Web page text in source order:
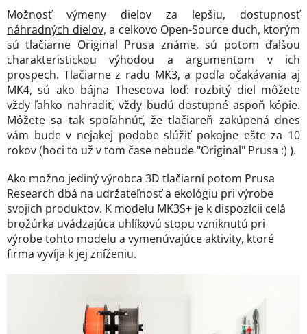
Možnosť výmeny dielov za lepšiu, dostupnosť
náhradných dielov, a celkovo Open-Source duch, ktorým
sú tlačiarne Original Prusa známe, sú potom ďalšou
charakteristickou výhodou a argumentom v ich
prospech. Tlačiarne z radu MK3, a podľa očakávania aj
MK4, sú ako bájna Theseova loď: rozbitý diel môžete
vždy ľahko nahradiť, vždy budú dostupné aspoň kópie.
Môžete sa tak spoľahnúť, že tlačiareň zakúpená dnes
vám bude v nejakej podobe slúžiť pokojne ešte za 10
rokov (hoci to už v tom čase nebude "Original" Prusa :) ).
Ako možno jediný výrobca 3D tlačiarní potom Prusa
Research dbá na udržateľnosť a ekológiu pri výrobe
svojich produktov. K modelu MK3S+ je k dispozícii celá
brožúrka uvádzajúca uhlíkovú stopu vzniknutú pri
výrobe tohto modelu a vymenúvajúce aktivity, ktoré
firma vyvíja k jej zníženiu.